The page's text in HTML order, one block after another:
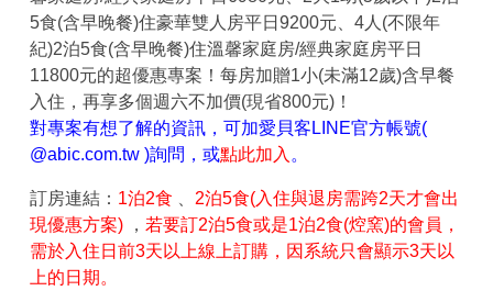
5食(含早晚餐)住豪華雙人房平日9200元、4人(不限年
紀)2泊5食(含早晚餐)住溫馨家庭房/經典家庭房平日
11800元的超優惠專案！每房加贈1小(未滿12歲)含早餐
入住，再享多個週六不加價(現省800元)！
對專案有想了解的資訊，可加愛貝客LINE官方帳號(
@abic.com.tw )詢問，或點此加入 。
訂房連結： 1泊2食
2泊5食(入住與退房需跨2天才會出
現優惠方案)， 若要訂2泊5食或是1泊2食(焢窯)的會員，
需於入住日前3天以上線上訂購，因系統只會顯示3天以
上的日期。